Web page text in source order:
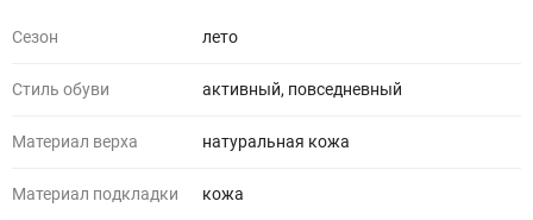
Сезон лето
Стиль обуви активный, повседневный
Материал верха натуральная кожа
Материал подкладки кожа